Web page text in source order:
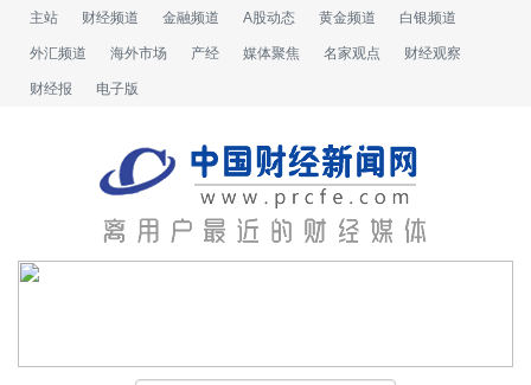
主站 财经频道 金融频道 A股动态 黄金频道 白银频道
外汇频道 海外市场 产经 媒体聚焦 名家观点 财经观察
财经报 电子版